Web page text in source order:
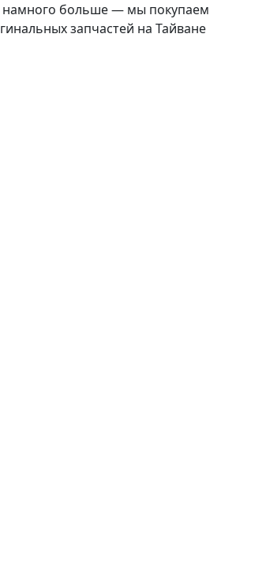
намного больше — мы покупаем
запчастей на Тайване